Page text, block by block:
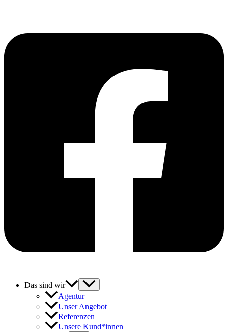
Das sind wir
Agentur
Unser Angebot
Referenzen
Unsere Kund*innen